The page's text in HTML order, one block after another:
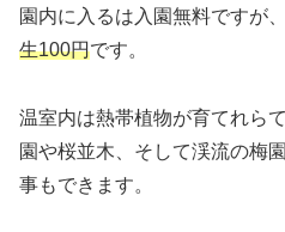
園内に入るは入園無料ですが、
生100円です。
温室内は熱帯植物が育てれら
園や桜並木、そして渓流の梅
事もできます。